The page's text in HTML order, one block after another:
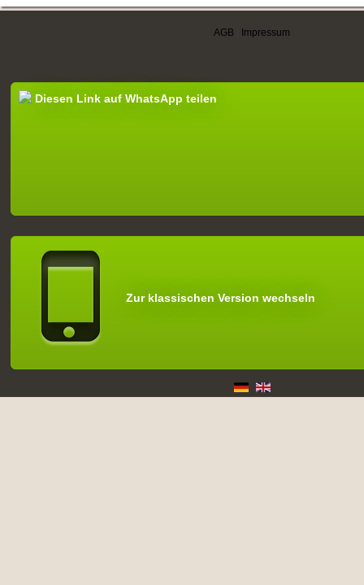
AGB Impressum
Diesen Link auf WhatsApp teilen
Zur klassischen Version wechseln